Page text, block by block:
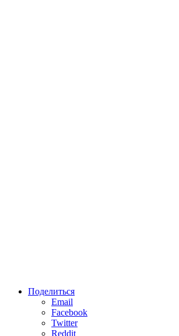
Поделиться
Email
Facebook
Twitter
Reddit